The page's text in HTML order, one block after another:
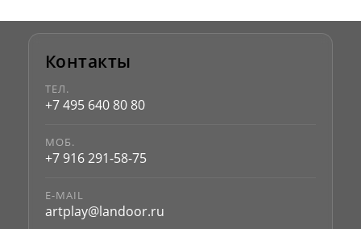
Контакты
ТЕЛ.
+7 495 640 80 80
МОБ.
+7 916 291-58-75
E-MAIL
artplay@landoor.ru